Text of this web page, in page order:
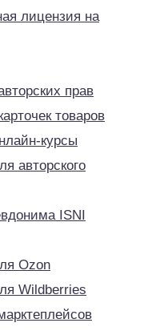
лицензия на
прав
товаров
курсы
авторского
ISNI
Ozon
Wildberries